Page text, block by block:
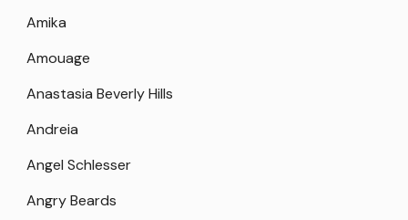
Amika
Amouage
Anastasia Beverly Hills
Andreia
Angel Schlesser
Angry Beards